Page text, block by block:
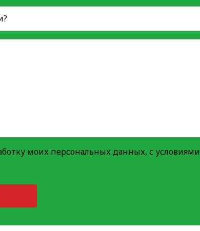
моих персональных данных, с условиями